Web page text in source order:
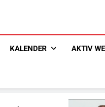
KALENDER AKTIV